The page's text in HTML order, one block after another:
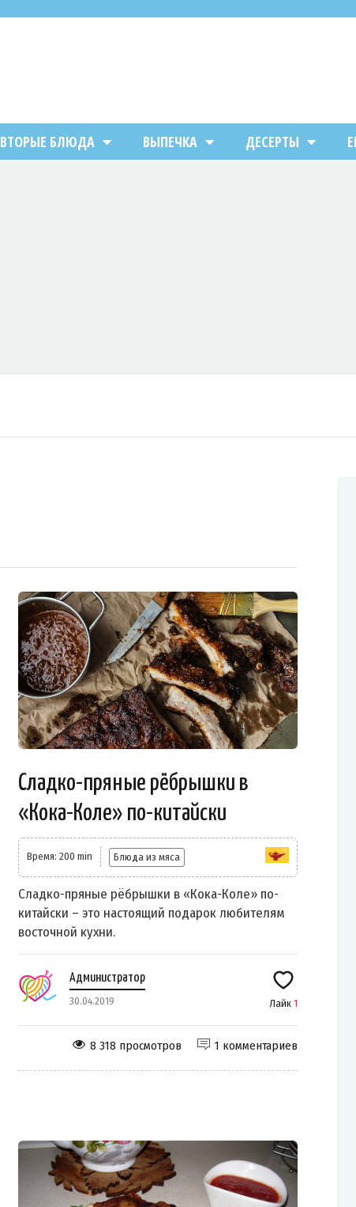
ВТОРЫЕ БЛЮДА ВЫПЕЧКА ДЕСЕРТЫ
Сладко-пряные рёбрышки в
«Кока-Коле» по-китайски
Время: 200 min Блюда из мяса
Сладко-пряные рёбрышки в «Кока-Коле» по-
китайски – это настоящий подарок любителям
восточной кухни.
Администратор
30.04.2019 Лайк 1
1 комментариев
8 318 просмотров